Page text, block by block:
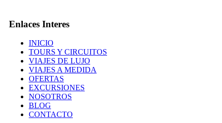
Enlaces Interes
INICIO
TOURS Y CIRCUITOS
VIAJES DE LUJO
VIAJES A MEDIDA
OFERTAS
EXCURSIONES
NOSOTROS
BLOG
CONTACTO